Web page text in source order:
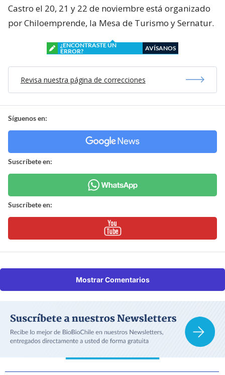
Castro el 20, 21 y 22 de noviembre está organizado
por Chiloemprende, la Mesa de Turismo y Sernatur.
¿ENCONTRASTE UN
ERROR?
AVÍSANOS
Revisa nuestra página de correcciones
Síguenos en:
Suscríbete en:
Suscríbete en:
Mostrar Comentarios